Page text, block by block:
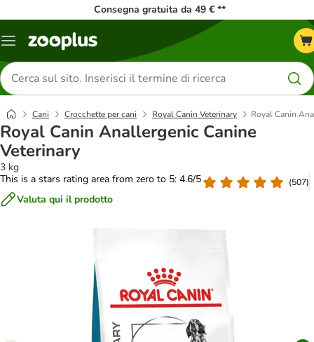
Consegna gratuita da 49 € **
Overview
Cerca
prodotti
Cani Crocchette per cani Royal Canin Veterinary Royal Canin
Royal Canin Anallergenic Canine
Veterinary
3 kg
This is a stars rating area from zero to 5: 4.6/5
(507)
Valuta qui il prodotto